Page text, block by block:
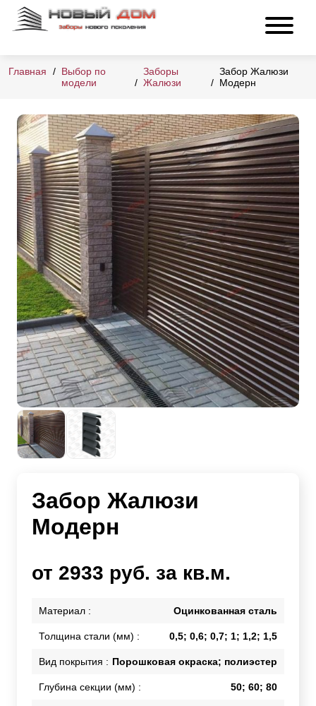
Главная
Выбор по
модели
Заборы
Жалюзи
Забор Жалюзи
Модерн
Забор Жалюзи
Модерн
от 2933 руб. за кв.м.
Материал : Оцинкованная сталь
Толщина стали (мм) : 0,5; 0,6; 0,7; 1; 1,2; 1,5
Вид покрытия : Порошковая окраска; полиэстер
Глубина секции (мм) : 50; 60; 80